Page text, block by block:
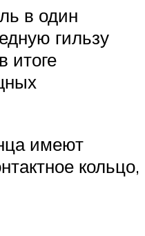
в один
гильзу
итоге
имеют
кольцо,